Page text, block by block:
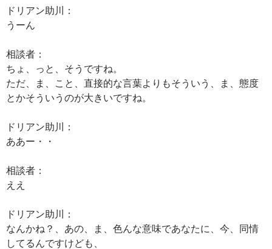
ドリアン助川：
うーん
相談者：
ちょ、っと、そうですね。
ただ、ま、こと、直接的な言葉よりもそういう、ま、態度
とかそういうのが大きいですね。
ドリアン助川：
ああー・・
相談者：
ええ
ドリアン助川：
なんかね？、あの、ま、色んな意味であなたに、今、同情
してるんですけども、